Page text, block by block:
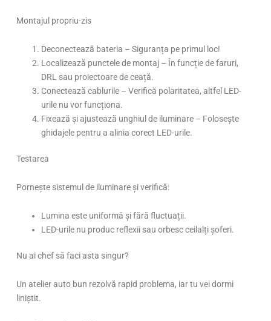
Montajul propriu-zis
Deconectează bateria – Siguranța pe primul loc!
Localizează punctele de montaj – În funcție de faruri,
DRL sau proiectoare de ceață.
Conectează cablurile – Verifică polaritatea, altfel LED-
urile nu vor funcționa.
Fixează și ajustează unghiul de iluminare – Folosește
ghidajele pentru a alinia corect LED-urile.
Testarea
Pornește sistemul de iluminare și verifică:
Lumina este uniformă și fără fluctuații.
LED-urile nu produc reflexii sau orbesc ceilalți șoferi.
Nu ai chef să faci asta singur?
Un atelier auto bun rezolvă rapid problema, iar tu vei dormi
liniștit.